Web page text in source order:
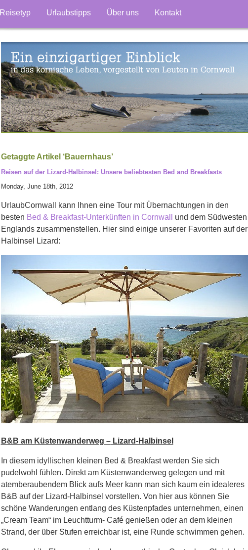
Reisetyp Urlaubstipps Über uns Kontakt
Getaggte Artikel ‘Bauernhaus’
Reisen auf der Lizard-Halbinsel: Unsere beliebtesten Bed and Breakfasts
Monday, June 18th, 2012
UrlaubCornwall kann Ihnen eine Tour mit Übernachtungen in den
besten Bed & Breakfast-Unterkünften in Cornwall
und dem Südwesten
Englands zusammenstellen. Hier sind einige unserer Favoriten auf der
Halbinsel Lizard:
B&B am Küstenwanderweg –Lizard-Halbinsel
In diesem idyllischen kleinen Bed & Breakfast werden Sie sich
pudelwohl fühlen. Direkt am Küstenwanderweg gelegen und mit
atemberaubendem Blick aufs Meer kann man sich kaum ein idealeres
B&B auf der Lizard-Halbinsel vorstellen. Von hier aus können Sie
schöne Wanderungen entlang des Küstenpfades unternehmen, einen
„Cream Team“ im Leuchtturm- Café genießen oder an dem kleinen
Strand, der über Stufen erreichbar ist, eine Runde schwimmen gehen.